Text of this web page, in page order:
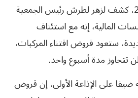
وفي 13 ديسمبر 2021، كشف لزهر لطرش رئيس الجمعية
المالية، إنه مع استئناف
ستعود قروض اقتناء المركبات،
تتجاوز مدة أسبوع واحد.
على الإذاعة الأولى، إن قروض